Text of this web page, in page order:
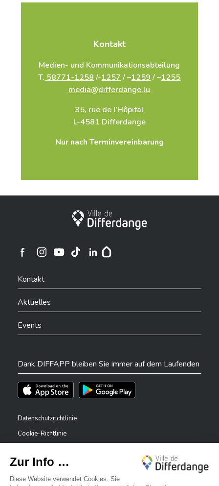
Kontakt
Medien- und Kommunikationsabteilung
T. 58771-1258 /-1257 / –1259 / –1255
media@differdange.lu
35, rue de l’Hôpital
L-4581 Differdange
Nur nach Terminvereinbarung
Stadt Differdingen
Ville de Differdange sur Instagram
Kontakt
Aktuelles
Events
Dank DIFFAPP bleiben Sie immer auf dem Laufenden
Téléchargez l'app sur l'App StoreTéléchargez l'app sur Play Store
Datenschutzrichtlinie
Cookie-Richtlinie
Erklärung zur Barrierefreiheit
Meldesystem – Whistleblower
✕